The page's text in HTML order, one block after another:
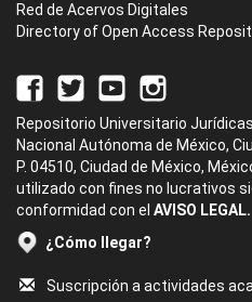
Red de Acervos Digitales
Directory of Open Access
Repositorio Universitario
Nacional Autónoma de México,
P. 04510, Ciudad de México,
utilizado con fines no lucrativos
conformidad con el AVISO LEGAL.
¿Cómo llegar?
Suscripción a actividades